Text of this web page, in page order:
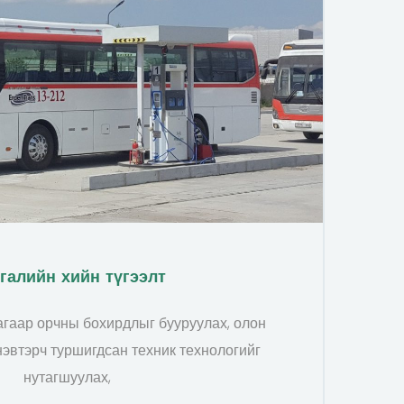
хийн түгээлт
орчны бохирдлыг бууруулах, олон
туршигдсан техник технологийг
нутагшуулах,